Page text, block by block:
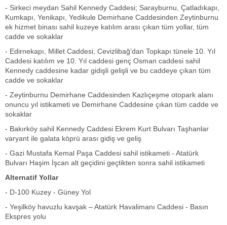
- Sirkeci meydan Sahil Kennedy Caddesi; Sarayburnu, Çatladıkapı,
Kumkapı, Yenikapı, Yedikule Demirhane Caddesinden Zeytinburnu
ek hizmet binası sahil kuzeye katılım arası çıkan tüm yollar, tüm
cadde ve sokaklar
- Edirnekapı, Millet Caddesi, Cevizlibağ’dan Topkapı tünele 10. Yıl
Caddesi katılım ve 10. Yıl caddesi genç Osman caddesi sahil
Kennedy caddesine kadar gidişli gelişli ve bu caddeye çıkan tüm
cadde ve sokaklar
- Zeytinburnu Demirhane Caddesinden Kazlıçeşme otopark alanı
onuncu yıl istikameti ve Demirhane Caddesine çıkan tüm cadde ve
sokaklar
- Bakırköy sahil Kennedy Caddesi Ekrem Kurt Bulvarı Taşhanlar
varyant ile galata köprü arası gidiş ve geliş
- Gazi Mustafa Kemal Paşa Caddesi sahil istikameti - Atatürk
Bulvarı Haşim İşcan alt geçidini geçtikten sonra sahil istikameti
Alternatif Yollar
- D-100 Kuzey - Güney Yol
- Yeşilköy havuzlu kavşak – Atatürk Havalimanı Caddesi - Basın
Ekspres yolu